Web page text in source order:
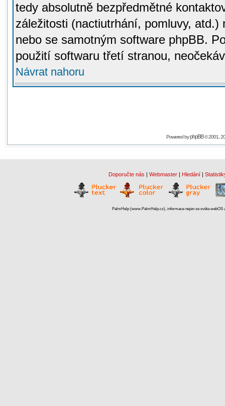
tedy absolutně bezpředmětné
záležitosti (nactiutrhání, pomluvy,
nebo se samotným software phpBB.
použití softwaru třetí stranou,
Návrat nahoru
Powered byphpBB© 2001,
Doporučte nás | Webmaster | Hledání |
PalmHelp (www.PalmHelp.cz), informace nejen ze světa